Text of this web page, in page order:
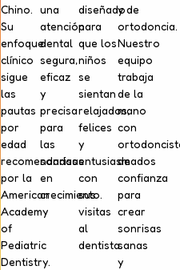
Chino.
Su
enfoque
clínico
sigue
las
pautas
por
edad
recomendadas
por la
American
Academy
of
Pediatric
Dentistry.
una
atención
dental
segura,
eficaz
y
precisa
para
las
sonrisas
en
crecimiento.
diseñado
para
que los
niños
se
sientan
relajados,
felices
y
entusiasmados
con
sus
visitas
al
dentista.
y de
ortodoncia.
Nuestro
equipo
trabaja
de la
mano
con
de
confianza
para
crear
sonrisas
sanas
y